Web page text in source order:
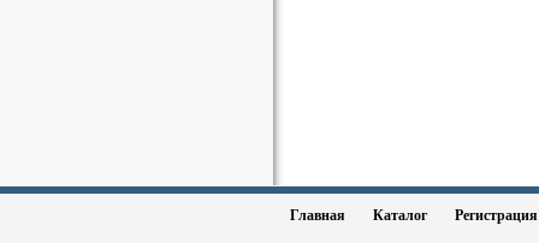
Главная Каталог